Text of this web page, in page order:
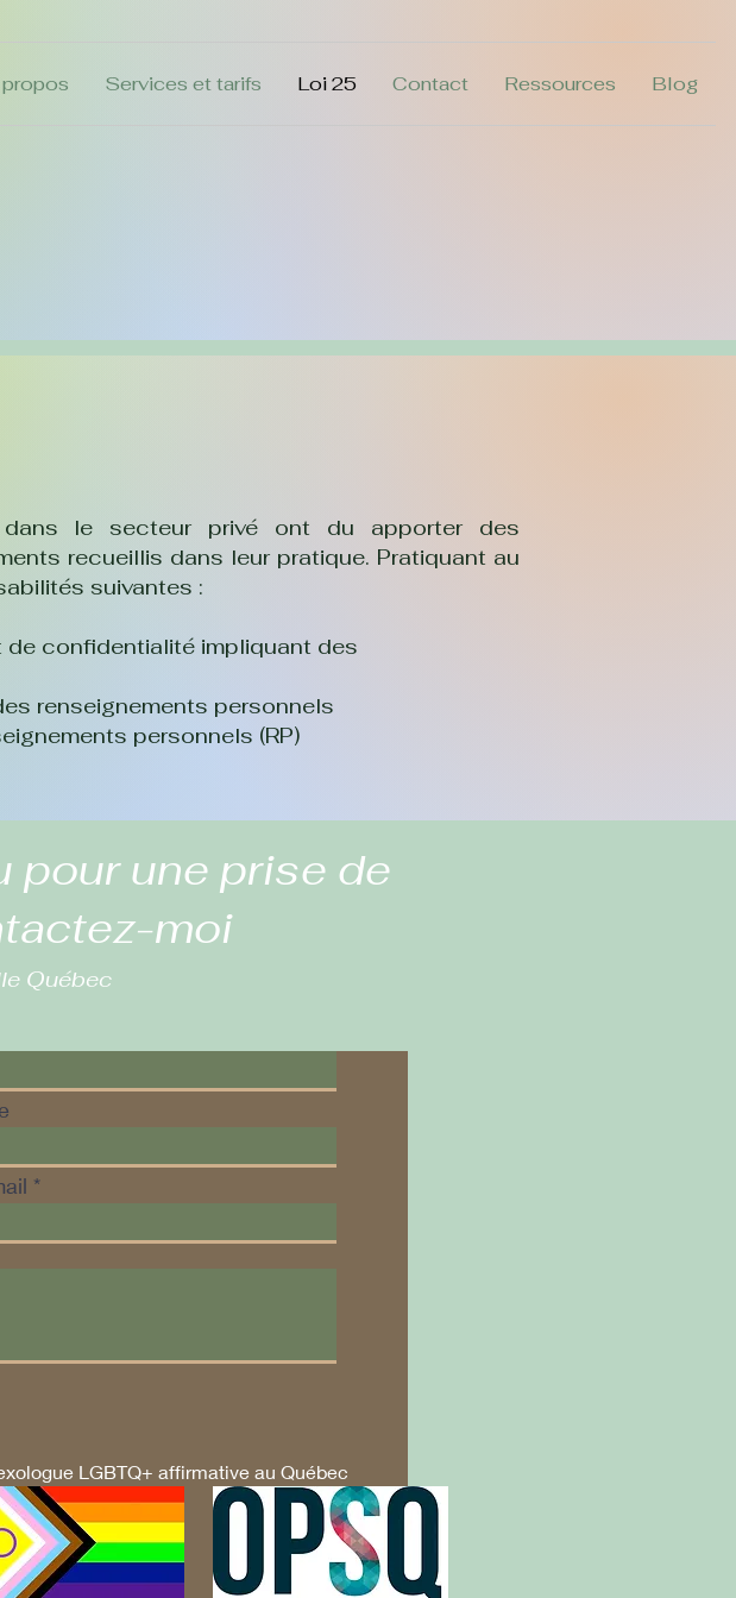
Services et tarifs Loi 25 Contact Ressources Blog
le secteur privé ont du apporter des
recueillis dans leur pratique. Pratiquant au
suivantes :
de confidentialité impliquant des
renseignements personnels
personnels (RP)
pour une prise de
moi
Québec
LGBTQ+ affirmative au Québec